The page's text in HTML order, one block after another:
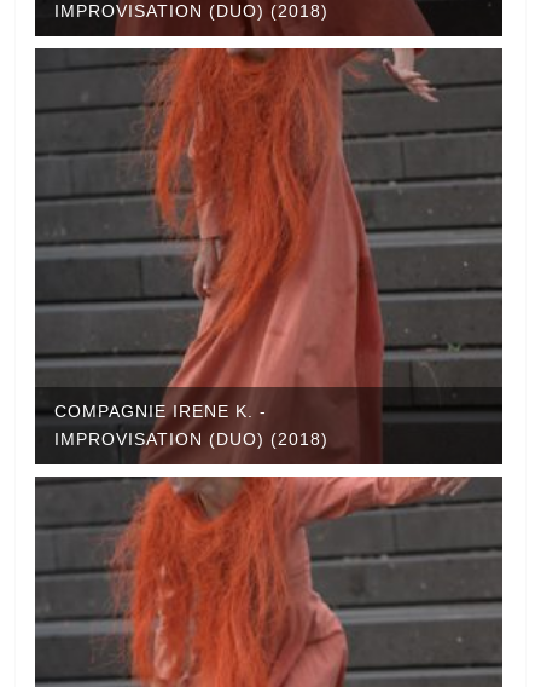
IMPROVISATION (DUO) (2018)
COMPAGNIE IRENE K. -
IMPROVISATION (DUO) (2018)